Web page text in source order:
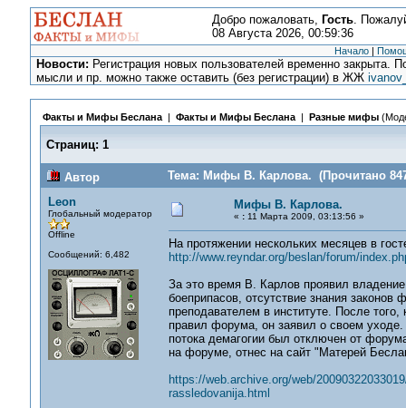
Добро пожаловать, Гость.
08 Августа 2026, 00:59:36
Начало |
Новости: Регистрация новых пользователей временно закрыта.
мысли и пр. можно также оставить (без регистрации) в ЖЖ
Факты и Мифы Беслана| Факты и Мифы Беслана| Разные мифы
Страниц: 1
Автор
Тема: Мифы В. Карлова. (Прочитано
Leon
Глобальный модератор
Offline
Сообщений: 6,482
Мифы В. Карлова.
« :11 Марта 2009, 03:13:56 »
На протяжении нескольких месяцев в
http://www.reyndar.org/beslan/forum/
За это время В. Карлов проявил
боеприпасов, отсутствие знания
преподавателем в институте. После
правил форума, он заявил о своем
потока демагогии был отключен от
на форуме, отнес на сайт "Матерей
https://web.archive.org/web/
rassledovanija.html